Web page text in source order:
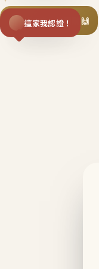
揪同事一起團購 🙌
這家我認證！